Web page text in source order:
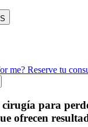
me? Reserve tu
para
ofrecen